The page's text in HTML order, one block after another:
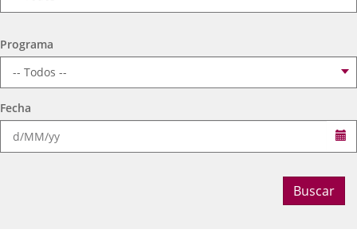
Programa
Fecha
Buscar